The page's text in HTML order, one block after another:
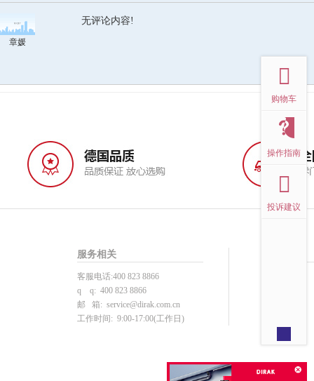
章媛
无评论内容!
服务相关
客服电话:400 823 8866
q q: 400 823 8866
邮 箱: service@dirak.com.cn
工作时间: 9:00-17:00(工作日)
购物车
操作指南
投诉建议